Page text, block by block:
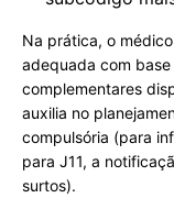
Na prática, o
adequada com
complementares
auxilia no
compulsória (para
para J11, a
surtos).